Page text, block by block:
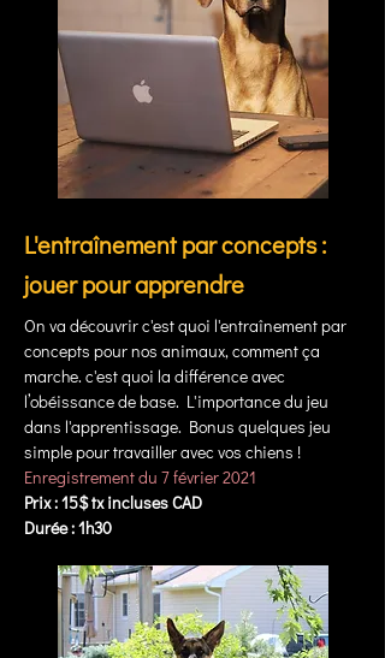
L'entraînement par concepts :
jouer pour apprendre
On va découvrir c'est quoi l'entraînement par
concepts pour nos animaux, comment ça
marche. c'est quoi la différence avec
l’obéissance de base. L'importance du jeu
dans l'apprentissage. Bonus quelques jeu
simple pour travailler avec vos chiens !
Enregistrement du 7 février 2021
Prix : 15$ tx incluses CAD
Durée : 1h30